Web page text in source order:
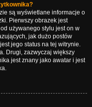
są wyświetlane informacje o
Pierwszy obrazek jest
używanego stylu jest on w
jak dużo postów
jego status na tej witrynie.
Drugi, zazwyczaj większy
jest znany jako awatar i jest